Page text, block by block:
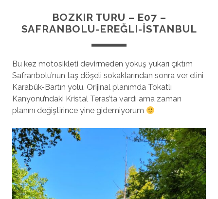
BOZKIR TURU – E07 –
SAFRANBOLU-EREĞLI-İSTANBUL
Bu kez motosikleti devirmeden yokuş yukarı çıktım
Safranbolu’nun taş döşeli sokaklarından sonra ver elini
Karabük-Bartın yolu. Orijinal planımda Tokatlı
Kanyonu’ndaki Kristal Teras’ta vardı ama zaman
planını değiştirince yine gidemiyorum